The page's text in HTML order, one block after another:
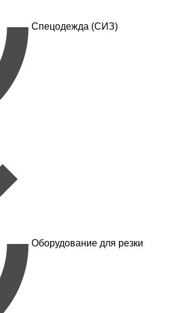
Спецодежда (СИЗ)
Оборудование для резки